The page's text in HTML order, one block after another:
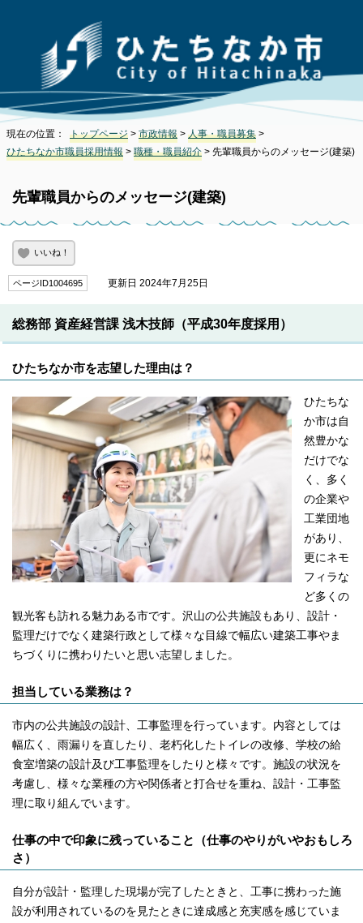
現在の位置： トップページ > 市政情報 > 人事・職員募集 >
ひたちなか市職員採用情報 > 職種・職員紹介 > 先輩職員からのメッセージ(建築)
先輩職員からのメッセージ(建築)
いいね！
ページID1004695 更新日 2024年7月25日
総務部 資産経営課 浅木技師（平成30年度採用）
ひたちなか市を志望した理由は？
ひたちな
か市は自
然豊かな
だけでな
く、多く
の企業や
工業団地
があり、
更にネモ
フィラな
ど多くの
観光客も訪れる魅力ある市です。沢山の公共施設もあり、設計・
監理だけでなく建築行政として様々な目線で幅広い建築工事やま
ちづくりに携わりたいと思い志望しました。
担当している業務は？
市内の公共施設の設計、工事監理を行っています。内容としては
幅広く、雨漏りを直したり、老朽化したトイレの改修、学校の給
食室増築の設計及び工事監理をしたりと様々です。施設の状況を
考慮し、様々な業種の方や関係者と打合せを重ね、設計・工事監
理に取り組んでいます。
仕事の中で印象に残っていること（仕事のやりがいやおもしろ
さ）
自分が設計・監理した現場が完了したときと、工事に携わった施
設が利用されているのを見たときに達成感と充実感を感じていま